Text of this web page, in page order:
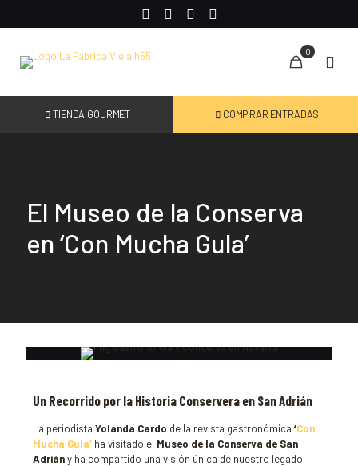
0
TIENDA GOURMET COMPRAR ENTRADAS
El Museo de la Conserva
en ‘Con Mucha Gula’
Un Recorrido por la Historia Conservera en San Adrián
La periodista Yolanda Cardo de la revista gastronómica ‘Con
Mucha Gula’ha visitado el Museo de la Conserva de San
Adriány ha compartido una visión única de nuestro legado